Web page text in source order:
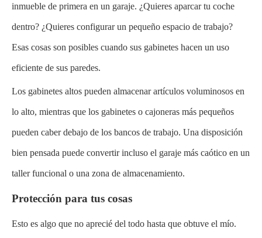
inmueble de primera en un garaje. ¿Quieres aparcar tu coche
dentro? ¿Quieres configurar un pequeño espacio de trabajo?
Esas cosas son posibles cuando sus gabinetes hacen un uso
eficiente de sus paredes.
Los gabinetes altos pueden almacenar artículos voluminosos en
lo alto, mientras que los gabinetes o cajoneras más pequeños
pueden caber debajo de los bancos de trabajo. Una disposición
bien pensada puede convertir incluso el garaje más caótico en un
taller funcional o una zona de almacenamiento.
Protección para tus cosas
Esto es algo que no aprecié del todo hasta que obtuve el mío.